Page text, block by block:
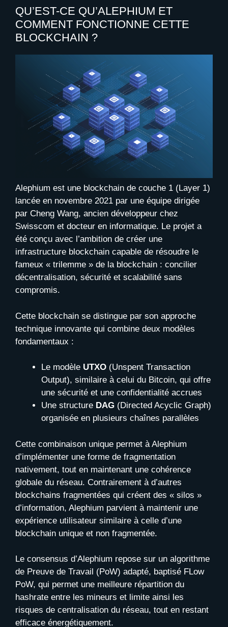
QU’EST-CE QU’ALEPHIUM ET
COMMENT FONCTIONNE CETTE
BLOCKCHAIN ?
Alephium est une blockchain de couche 1 (Layer 1)
lancée en novembre 2021 par une équipe dirigée
par Cheng Wang, ancien développeur chez
Swisscom et docteur en informatique. Le projet a
été conçu avec l’ambition de créer une
infrastructure blockchain capable de résoudre le
fameux « trilemme » de la blockchain : concilier
décentralisation, sécurité et scalabilité sans
compromis.
Cette blockchain se distingue par son approche
technique innovante qui combine deux modèles
fondamentaux :
Le modèle UTXO (Unspent Transaction
Output), similaire à celui du Bitcoin, qui offre
une sécurité et une confidentialité accrues
Une structure DAG (Directed Acyclic Graph)
organisée en plusieurs chaînes parallèles
Cette combinaison unique permet à Alephium
d’implémenter une forme de fragmentation
nativement, tout en maintenant une cohérence
globale du réseau. Contrairement à d’autres
blockchains fragmentées qui créent des « silos »
d’information, Alephium parvient à maintenir une
expérience utilisateur similaire à celle d’une
blockchain unique et non fragmentée.
Le consensus d’Alephium repose sur un algorithme
de Preuve de Travail (PoW) adapté, baptisé FLow
PoW, qui permet une meilleure répartition du
hashrate entre les mineurs et limite ainsi les
risques de centralisation du réseau, tout en restant
efficace énergétiquement.